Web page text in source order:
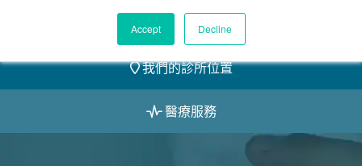
Accept Decline
我們的醫護團隊
我們的診所位置
醫療服務